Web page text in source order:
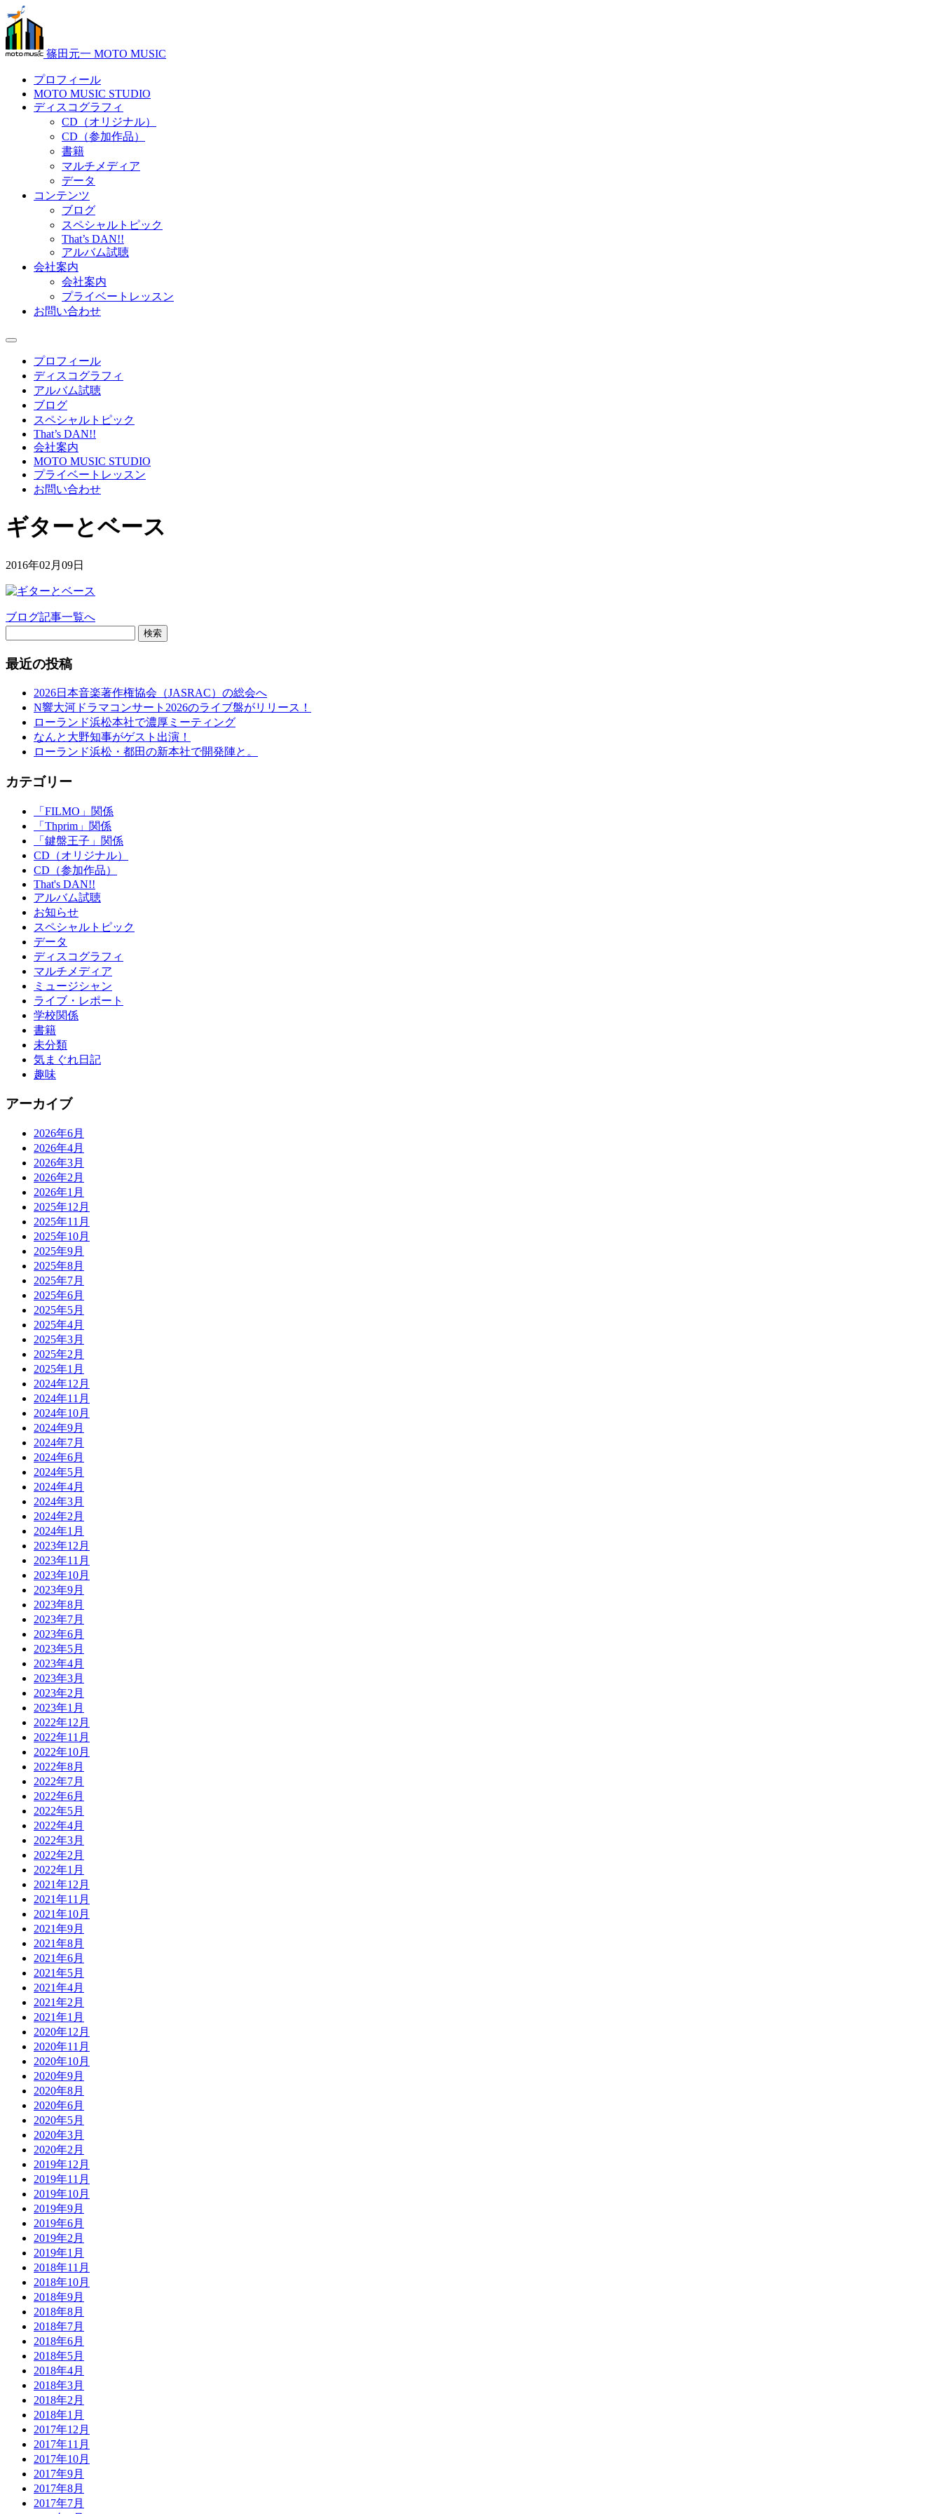
篠田元一 MOTO MUSIC
プロフィール
MOTO MUSIC STUDIO
ディスコグラフィ
CD（オリジナル）
CD（参加作品）
書籍
マルチメディア
データ
コンテンツ
ブログ
スペシャルトピック
That’s DAN!!
アルバム試聴
会社案内
会社案内
プライベートレッスン
お問い合わせ
プロフィール
ディスコグラフィ
アルバム試聴
ブログ
スペシャルトピック
That’s DAN!!
会社案内
MOTO MUSIC STUDIO
プライベートレッスン
お問い合わせ
ギターとベース
2016年02月09日
ブログ記事一覧へ
検索
最近の投稿
2026日本音楽著作権協会（JASRAC）の総会へ
N響大河ドラマコンサート2026のライブ盤がリリース！
ローランド浜松本社で濃厚ミーティング
なんと大野知事がゲスト出演！
ローランド浜松・都田の新本社で開発陣と。
カテゴリー
「FILMO」関係
「Thprim」関係
「鍵盤王子」関係
CD（オリジナル）
CD（参加作品）
That's DAN!!
アルバム試聴
お知らせ
スペシャルトピック
データ
ディスコグラフィ
マルチメディア
ミュージシャン
ライブ・レポート
学校関係
書籍
未分類
気まぐれ日記
趣味
アーカイブ
2026年6月
2026年4月
2026年3月
2026年2月
2026年1月
2025年12月
2025年11月
2025年10月
2025年9月
2025年8月
2025年7月
2025年6月
2025年5月
2025年4月
2025年3月
2025年2月
2025年1月
2024年12月
2024年11月
2024年10月
2024年9月
2024年7月
2024年6月
2024年5月
2024年4月
2024年3月
2024年2月
2024年1月
2023年12月
2023年11月
2023年10月
2023年9月
2023年8月
2023年7月
2023年6月
2023年5月
2023年4月
2023年3月
2023年2月
2023年1月
2022年12月
2022年11月
2022年10月
2022年8月
2022年7月
2022年6月
2022年5月
2022年4月
2022年3月
2022年2月
2022年1月
2021年12月
2021年11月
2021年10月
2021年9月
2021年8月
2021年6月
2021年5月
2021年4月
2021年2月
2021年1月
2020年12月
2020年11月
2020年10月
2020年9月
2020年8月
2020年6月
2020年5月
2020年3月
2020年2月
2019年12月
2019年11月
2019年10月
2019年9月
2019年6月
2019年2月
2019年1月
2018年11月
2018年10月
2018年9月
2018年8月
2018年7月
2018年6月
2018年5月
2018年4月
2018年3月
2018年2月
2018年1月
2017年12月
2017年11月
2017年10月
2017年9月
2017年8月
2017年7月